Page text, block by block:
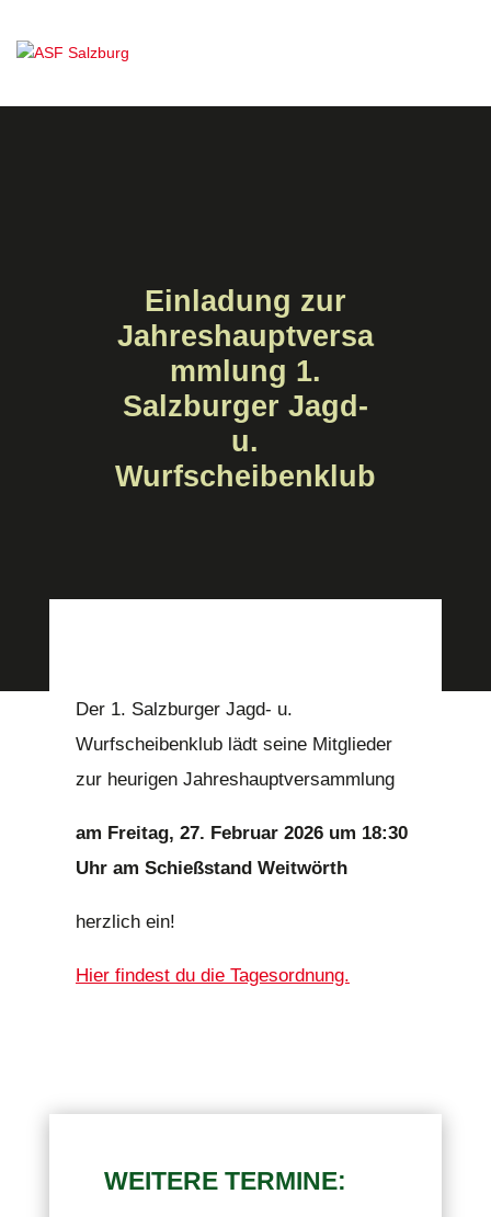
Einladung zur
Jahreshauptversa
mmlung 1.
Salzburger Jagd-
u.
Wurfscheibenklub
Der 1. Salzburger Jagd- u.
Wurfscheibenklub lädt seine Mitglieder
zur heurigen Jahreshauptversammlung
am Freitag, 27. Februar 2026 um 18:30
Uhr am Schießstand Weitwörth
herzlich ein!
Hier findest du die Tagesordnung.
WEITERE TERMINE: